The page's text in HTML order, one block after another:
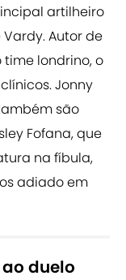
artilheiro
Autor de
londrino, o
Jonny
são
Fofana, que
na fíbula,
adiado em
duelo